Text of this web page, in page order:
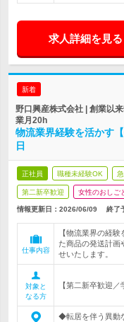
求人詳細を見る
新着
野口興産株式会社 | 創業以
業月20h
物流業界経験を活かす
日
正社員 職種未経験OK
第二新卒歓迎 女性のおしご
情報更新日：2026/06/09 終了
仕事内容
【物流業界の経
た商品の発送計画
せいたします。
対象と
なる方
【第二新卒歓迎
◆転居を伴う異動